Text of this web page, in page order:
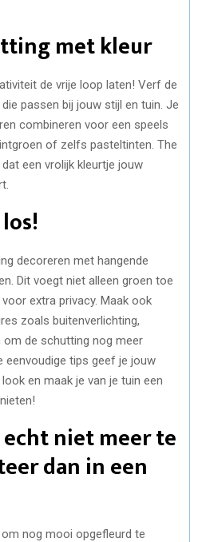
met kleur
de vrije loop laten! Verf de
passen bij jouw stijl en tuin. Je
combineren voor een speels
of zelfs pasteltinten. The
een vrolijk kleurtje jouw
decoreren met hangende
Dit voegt niet alleen groen toe
extra privacy. Maak ook
zoals buitenverlichting,
de schutting nog meer
eenvoudige tips geef je jouw
en maak je van je tuin een
niet meer te
dan in een
nog mooi opgefleurd te